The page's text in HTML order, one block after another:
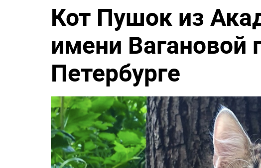
Кот Пушок из
имени Вагановой
Петербурге